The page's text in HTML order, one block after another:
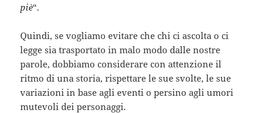
piè“.
Quindi, se vogliamo evitare che chi ci ascolta o ci
legge sia trasportato in malo modo dalle nostre
parole, dobbiamo considerare con attenzione il
ritmo di una storia, rispettare le sue svolte, le sue
variazioni in base agli eventi o persino agli umori
mutevoli dei personaggi.